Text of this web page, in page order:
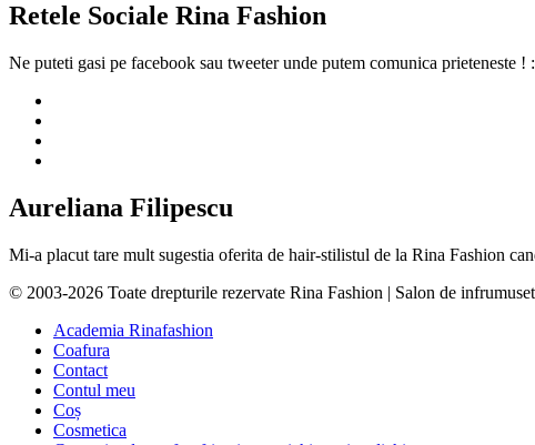
Retele Sociale Rina Fashion
Ne puteti gasi pe facebook sau tweeter unde putem comunica prieteneste !
Aureliana Filipescu
Mi-a placut tare mult sugestia oferita de hair-stilistul de la Rina Fashion
© 2003-2026 Toate drepturile rezervate Rina Fashion | Salon de
Academia Rinafashion
Coafura
Contact
Contul meu
Coș
Cosmetica